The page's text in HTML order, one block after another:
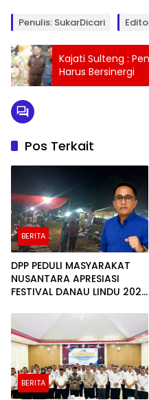
Penulis: SukarDicari
Kajati Sulteng :
Harus Bersinergi
Pos Terkait
BERITA
DPP PEDULI MASYARAKAT
NUSANTARA APRESIASI
FESTIVAL DANAU LINDU 2026
DAN EKONOMI KERAKYATAN
BERITA